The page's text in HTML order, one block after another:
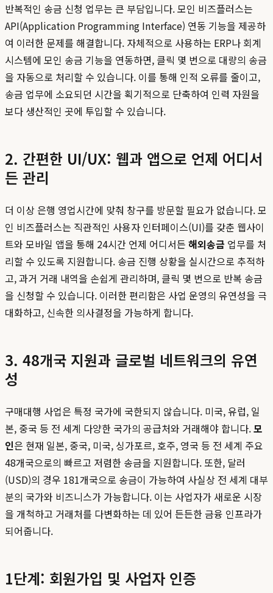
반복적인 송금 신청 업무는 큰 부담입니다. 모인 비즈플러스는
API(Application Programming Interface) 연동 기능을 제공하
여 이러한 문제를 해결합니다. 자체적으로 사용하는 ERP나 회계
시스템에 모인 송금 기능을 연동하면, 클릭 몇 번으로 대량의 송금
을 자동으로 처리할 수 있습니다. 이를 통해 인적 오류를 줄이고,
송금 업무에 소요되던 시간을 획기적으로 단축하여 인력 자원을
보다 생산적인 곳에 투입할 수 있습니다.
2. 간편한 UI/UX: 웹과 앱으로 언제 어디서
든 관리
더 이상 은행 영업시간에 맞춰 창구를 방문할 필요가 없습니다. 모
인 비즈플러스는 직관적인 사용자 인터페이스(UI)를 갖춘 웹사이
트와 모바일 앱을 통해 24시간 언제 어디서든 해외송금 업무를 처
리할 수 있도록 지원합니다. 송금 진행 상황을 실시간으로 추적하
고, 과거 거래 내역을 손쉽게 관리하며, 클릭 몇 번으로 반복 송금
을 신청할 수 있습니다. 이러한 편리함은 사업 운영의 유연성을 극
대화하고, 신속한 의사결정을 가능하게 합니다.
3. 48개국 지원과 글로벌 네트워크의 유연
성
구매대행 사업은 특정 국가에 국한되지 않습니다. 미국, 유럽, 일
본, 중국 등 전 세계 다양한 국가의 공급처와 거래해야 합니다.모
인은 현재 일본, 중국, 미국, 싱가포르, 호주, 영국 등 전 세계 주요
48개국으로의 빠르고 저렴한 송금을 지원합니다. 또한, 달러
(USD)의 경우 181개국으로 송금이 가능하여 사실상 전 세계 대부
분의 국가와 비즈니스가 가능합니다. 이는 사업자가 새로운 시장
을 개척하고 거래처를 다변화하는 데 있어 든든한 금융 인프라가
되어줍니다.
1단계: 회원가입 및 사업자 인증